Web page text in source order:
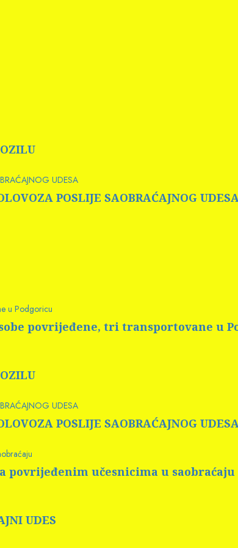
UDESA
POSLIJE SAOBRAĆAJNOG
u Podgoricu
povrijeđene, tri transportovane u
UDESA
POSLIJE SAOBRAĆAJNOG
povrijeđenim učesnicima u saobraćaju
UDES